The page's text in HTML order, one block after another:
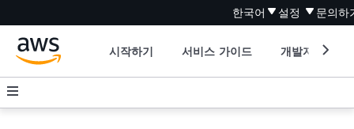
한국어 설정 문의하
시작하기 서비스 가이드 개발자 도구